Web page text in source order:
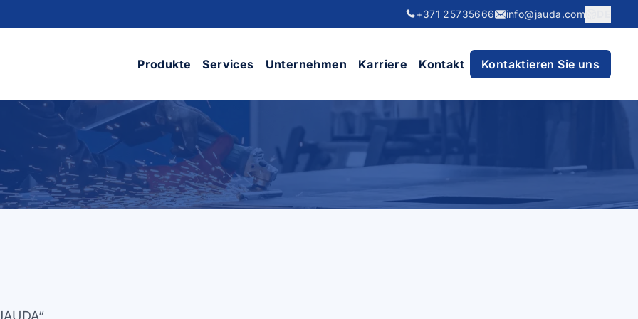
+371 25735666 info@jauda.com
Produkte
Schaltschränke mit
zähler
Kabelverteilerschränke
Kabelverteilerschränke
Bauteile von
Übertragungsleitungen
Grosse metallstrukturen
Services Unternehmen Karriere Kontakt Kontaktieren Sie uns